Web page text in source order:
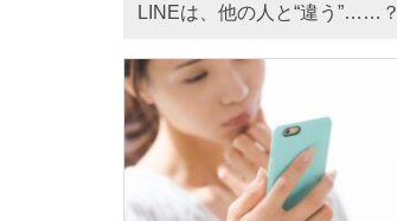
LINEは、他の人と“違う”……？